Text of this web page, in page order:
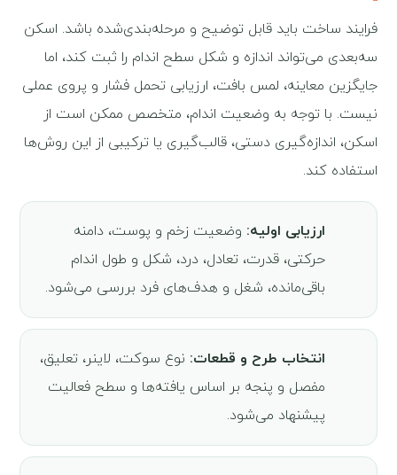
فرایند ساخت باید قابل توضیح و مرحله‌بندی‌شده باشد. اسکن
سه‌بعدی می‌تواند اندازه و شکل سطح اندام را ثبت کند، اما
جایگزین معاینه، لمس بافت، ارزیابی تحمل فشار و پروی عملی
نیست. با توجه به وضعیت اندام، متخصص ممکن است از
اسکن، اندازه‌گیری دستی، قالب‌گیری یا ترکیبی از این روش‌ها
استفاده کند.
ارزیابی اولیه: وضعیت زخم و پوست، دامنه
حرکتی، قدرت، تعادل، درد، شکل و طول اندام
باقی‌مانده، شغل و هدف‌های فرد بررسی می‌شود.
انتخاب طرح و قطعات: نوع سوکت، لاینر، تعلیق،
مفصل و پنجه بر اساس یافته‌ها و سطح فعالیت
پیشنهاد می‌شود.